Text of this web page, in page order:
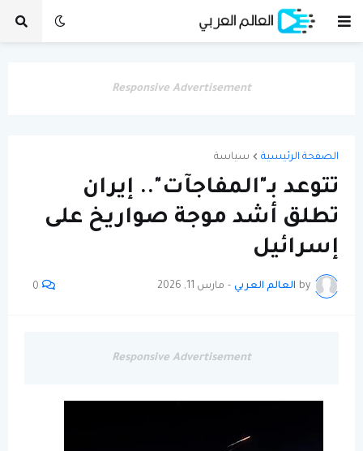
Responsive Advertisement
الصفحة الرئيسية سياسة
تتوعد بـ"المفاجآت".. إيران
تطلق أشد موجة صواريخ على
إسرائيل
by العالم العربي - مارس 11, 2026 0
Responsive Advertisement